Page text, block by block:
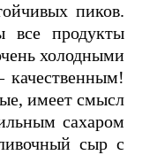
пиков.
все продукты
холодными
имеет смысл
сахаром
сыр с